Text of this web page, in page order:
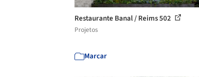
Restaurante Banal / Reims 502
Projetos
Marcar